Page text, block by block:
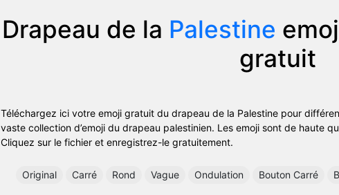
Drapeau de la Palestine
gratuit
Téléchargez ici votre emoji gratuit du drapeau de la Palestine pour
vaste collection d’emoji du drapeau palestinien. Les emoji sont de haute
Cliquez sur le fichier et enregistrez-le gratuitement.
Original Carré Rond Vague Ondulation Bouton Carré